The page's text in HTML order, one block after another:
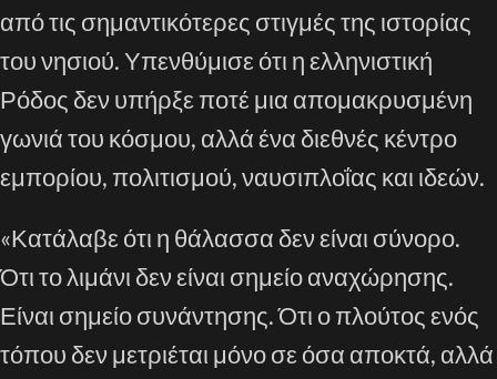
από τις σημαντικότερες στιγμές της ιστορίας
του νησιού. Υπενθύμισε ότι η ελληνιστική
Ρόδος δεν υπήρξε ποτέ μια απομακρυσμένη
γωνιά του κόσμου, αλλά ένα διεθνές κέντρο
εμπορίου, πολιτισμού, ναυσιπλοΐας και ιδεών.
«Κατάλαβε ότι η θάλασσα δεν είναι σύνορο.
Ότι το λιμάνι δεν είναι σημείο αναχώρησης.
Είναι σημείο συνάντησης. Ότι ο πλούτος ενός
τόπου δεν μετριέται μόνο σε όσα αποκτά, αλλά